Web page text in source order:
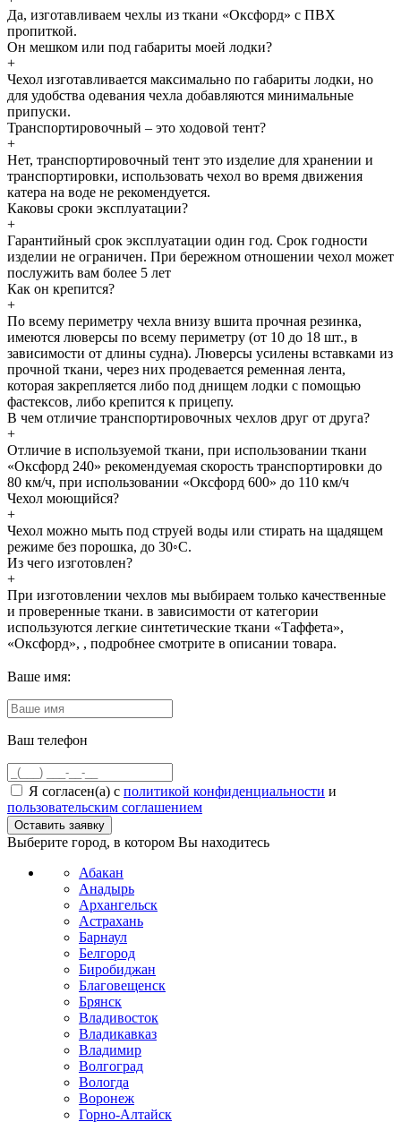
Да, изготавливаем чехлы из ткани «Оксфорд» с ПВХ
пропиткой.
Он мешком или под габариты моей лодки?
+
Чехол изготавливается максимально по габариты лодки, но
для удобства одевания чехла добавляются минимальные
припуски.
Транспортировочный – это ходовой тент?
+
Нет, транспортировочный тент это изделие для хранении и
транспортировки, использовать чехол во время движения
катера на воде не рекомендуется.
Каковы сроки эксплуатации?
+
Гарантийный срок эксплуатации один год. Срок годности
изделии не ограничен. При бережном отношении чехол может
послужить вам более 5 лет
Как он крепится?
+
По всему периметру чехла внизу вшита прочная резинка,
имеются люверсы по всему периметру (от 10 до 18 шт., в
зависимости от длины судна). Люверсы усилены вставками из
прочной ткани, через них продевается ременная лента,
которая закрепляется либо под днищем лодки с помощью
фастексов, либо крепится к прицепу.
В чем отличие транспортировочных чехлов друг от друга?
+
Отличие в используемой ткани, при использовании ткани
«Оксфорд 240» рекомендуемая скорость транспортировки до
80 км/ч, при использовании «Оксфорд 600» до 110 км/ч
Чехол моющийся?
+
Чехол можно мыть под струей воды или стирать на щадящем
режиме без порошка, до 30◦С.
Из чего изготовлен?
+
При изготовлении чехлов мы выбираем только качественные
и проверенные ткани. в зависимости от категории
используются легкие синтетические ткани «Таффета»,
«Оксфорд», , подробнее смотрите в описании товара.
Ваше имя:
Ваш телефон
Я согласен(а) с политикой конфиденциальности и
пользовательским соглашением
Выберите город, в котором Вы находитесь
Абакан
Анадырь
Архангельск
Астрахань
Барнаул
Белгород
Биробиджан
Благовещенск
Брянск
Владивосток
Владикавказ
Владимир
Волгоград
Вологда
Воронеж
Горно-Алтайск